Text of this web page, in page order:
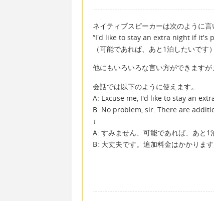
ネイティブスピーカーは次のように言
“I'd like to stay an extra night if it's
（可能であれば、あと1泊したいです）
他にもいろいろな言い方ができますが
会話では以下のように使えます。
A: Excuse me, I'd like to stay an
B: No problem, sir. There are
↓
A: すみません、可能であれば、あと1
B: 大丈夫です。追加料金はかかります